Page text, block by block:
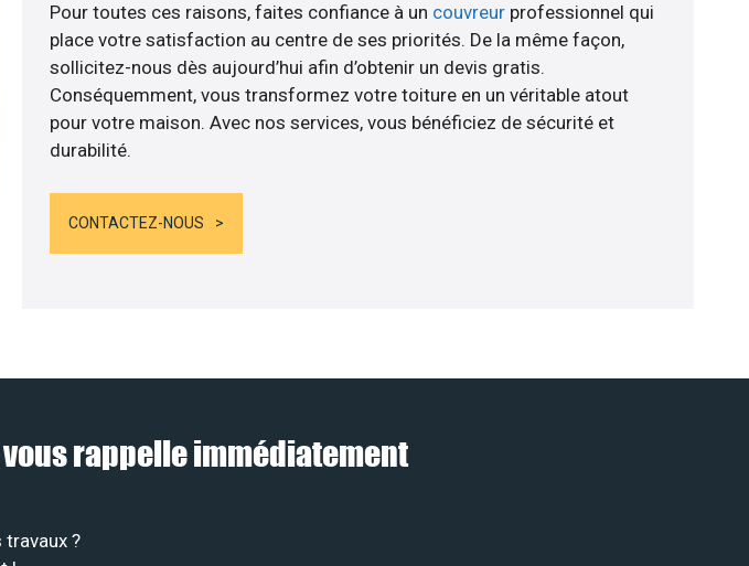
Pour toutes ces raisons, faites confiance à un couvreurprofessionnel qui
place votre satisfaction au centre de ses priorités. De la même façon,
sollicitez-nous dès aujourd’hui afin d’obtenir un devis gratis.
Conséquemment, vous transformez votre toiture en un véritable atout
pour votre maison. Avec nos services, vous bénéficiez de sécurité et
durabilité.
CONTACTEZ-NOUS
rappelle immédiatement
travaux ?